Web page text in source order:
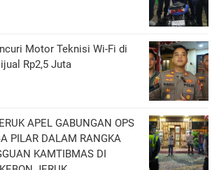
Motor Teknisi Wi-Fi di
Rp2,5 Juta
APEL GABUNGAN OPS
PILAR DALAM RANGKA
KAMTIBMAS DI